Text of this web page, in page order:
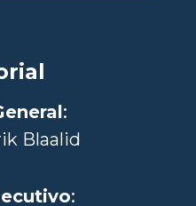
:
Blaalid
: